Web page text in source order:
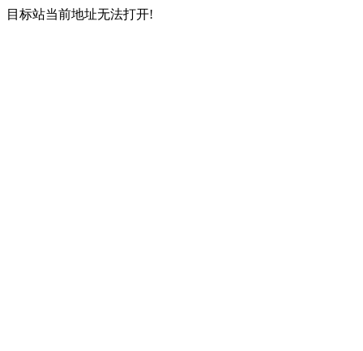
目标站当前地址无法打开!